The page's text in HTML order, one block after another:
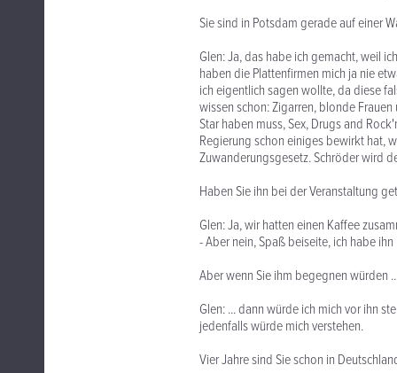
Sie sind in Potsdam gerade auf einer
Glen: Ja, das habe ich gemacht, weil
haben die Plattenfirmen mich ja nie
ich eigentlich sagen wollte, da diese
wissen schon: Zigarren, blonde
Star haben muss, Sex, Drugs and
Regierung schon einiges bewirkt hat,
Zuwanderungsgesetz. Schröder wird
Haben Sie ihn bei der Veranstaltung
Glen: Ja, wir hatten einen Kaffee
- Aber nein, Spaß beiseite, ich habe
Aber wenn Sie ihm begegnen würden
Glen: ... dann würde ich mich vor ihn
jedenfalls würde mich verstehen.
Vier Jahre sind Sie schon in